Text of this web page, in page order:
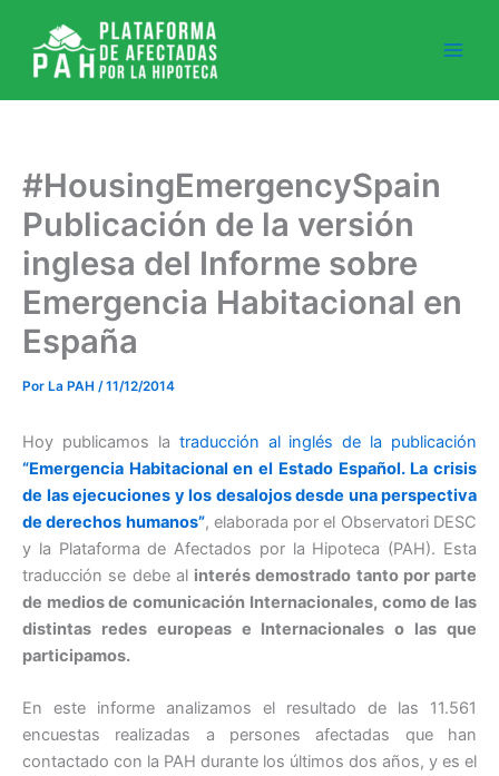
contenido
#HousingEmergencySpain
Publicación de la versión
inglesa del Informe sobre
Emergencia Habitacional en
España
Por La PAH /11/12/2014
Hoy publicamos la traducción al inglés de la publicación
“Emergencia Habitacional en el Estado Español. La crisis
de las ejecuciones y los desalojos desde una perspectiva
de derechos humanos”, elaborada por el Observatori DESC
y la Plataforma de Afectados por la Hipoteca (PAH). Esta
traducción se debe al interés demostrado tanto por parte
de medios de comunicación Internacionales, como de las
distintas redes europeas e Internacionales o las que
participamos.
En este informe analizamos el resultado de las 11.561
encuestas realizadas a persones afectadas que han
contactado con la PAH durante los últimos dos años, y es el